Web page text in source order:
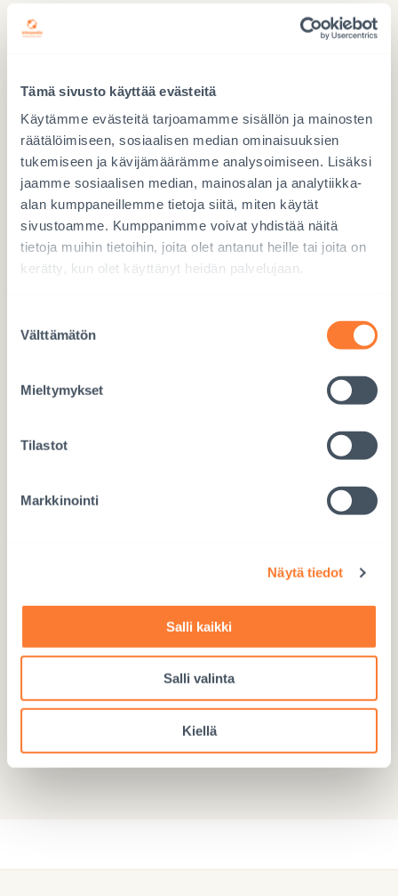
Tämä sivusto käyttää evästeitä
Käytämme evästeitä tarjoamamme sisällön ja mainosten
räätälöimiseen, sosiaalisen median ominaisuuksien
tukemiseen ja kävijämäärämme analysoimiseen. Lisäksi
jaamme sosiaalisen median, mainosalan ja analytiikka-
alan kumppaneillemme tietoja siitä, miten käytät
sivustoamme. Kumppanimme voivat yhdistää näitä
tietoja muihin tietoihin, joita olet antanut heille tai joita on
kerätty, kun olet käyttänyt heidän palvelujaan.
valinta
Välttämätön
Mieltymykset
Tilastot
Markkinointi
Näytä tiedot
Salli kaikki
Salli valinta
Kiellä
Sähköposti
Osallistujamäärä
1
Tällä lomakkeella voi ilmoittaa kaksi osallistujaa. Jos osallistujia on
enemmän kuin kaksi, ilmoittauduttehan erikseen.
CAPTCHA